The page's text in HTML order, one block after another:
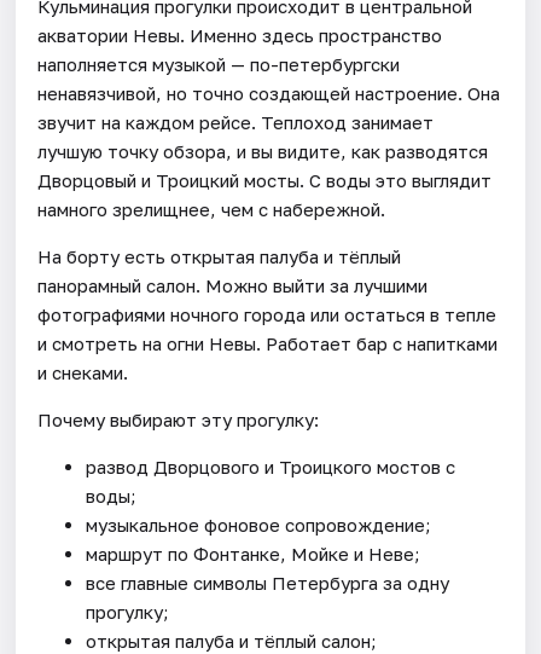
Кульминация прогулки происходит в центральной
акватории Невы. Именно здесь пространство
наполняется музыкой — по-петербургски
ненавязчивой, но точно создающей настроение. Она
звучит на каждом рейсе. Теплоход занимает
лучшую точку обзора, и вы видите, как разводятся
Дворцовый и Троицкий мосты. С воды это выглядит
намного зрелищнее, чем с набережной.
На борту есть открытая палуба и тёплый
панорамный салон. Можно выйти за лучшими
фотографиями ночного города или остаться в тепле
и смотреть на огни Невы. Работает бар с напитками
и снеками.
Почему выбирают эту прогулку:
развод Дворцового и Троицкого мостов с
воды;
музыкальное фоновое сопровождение;
маршрут по Фонтанке, Мойке и Неве;
все главные символы Петербурга за одну
прогулку;
открытая палуба и тёплый салон;